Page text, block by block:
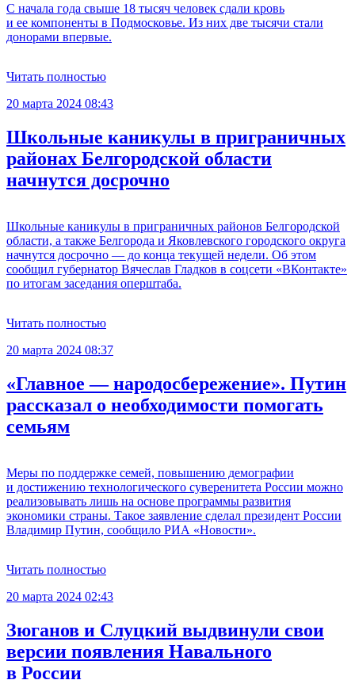
С начала года свыше 18 тысяч человек сдали кровь
и ее компоненты в Подмосковье. Из них две тысячи стали
донорами впервые.
Читать полностью
20 марта 2024 08:43
Школьные каникулы в приграничных
районах Белгородской области
начнутся досрочно
Школьные каникулы в приграничных районов Белгородской
области, а также Белгорода и Яковлевского городского округа
начнутся досрочно — до конца текущей недели. Об этом
сообщил губернатор Вячеслав Гладков в соцсети «ВКонтакте»
по итогам заседания оперштаба.
Читать полностью
20 марта 2024 08:37
«Главное — народосбережение». Путин
рассказал о необходимости помогать
семьям
Меры по поддержке семей, повышению демографии
и достижению технологического суверенитета России можно
реализовывать лишь на основе программы развития
экономики страны. Такое заявление сделал президент России
Владимир Путин, сообщило РИА «Новости».
Читать полностью
20 марта 2024 02:43
Зюганов и Слуцкий выдвинули свои
версии появления Навального
в России